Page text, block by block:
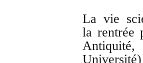
La vie
la rentrée
Antiquité,